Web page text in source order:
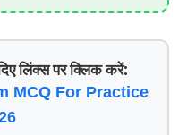
लिंक्स पर क्लिक करें:
MCQ For Practice